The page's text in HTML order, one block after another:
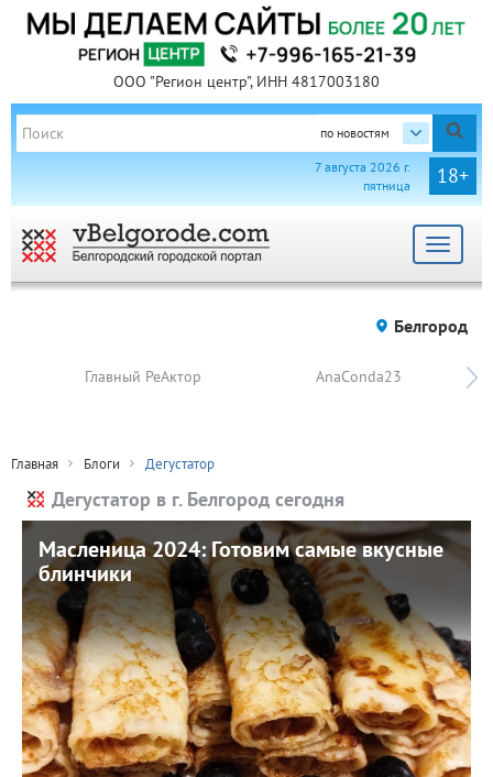
ООО "Регион центр", ИНН 4817003180
по новостям
18+
7 августа 2026 г.
пятница
Toggle
Белгород
Главный РеАктор AnaConda23
Главная Блоги Дегустатор
Дегустатор в г. Белгород сегодня
Масленица 2024: Готовим самые вкусные
блинчики
Масленица 2024: Готовим самые вкусные
блинчики
12 марта 2024 г. 15:13
Какая Масленичная неделя без блинов?! Подскажем
самые вкусные рецепты, в том числе от наших
читателей.